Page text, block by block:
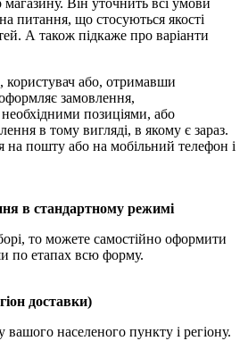
Він уточнить всі умови
питання, що стосуються якості
А також підкаже про варіанти
користувач або, отримавши
замовлення,
позиціями, або
в тому вигляді, в якому є зараз.
пошту або на мобільний телефон і
в стандартному режимі
то можете самостійно оформити
по етапах всю форму.
доставки)
вашого населеного пункту і регіону.